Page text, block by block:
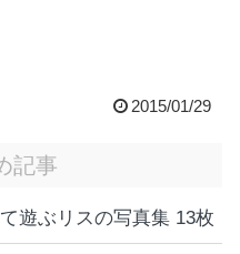
2015/01/29
記事
遊ぶリスの写真集 13枚